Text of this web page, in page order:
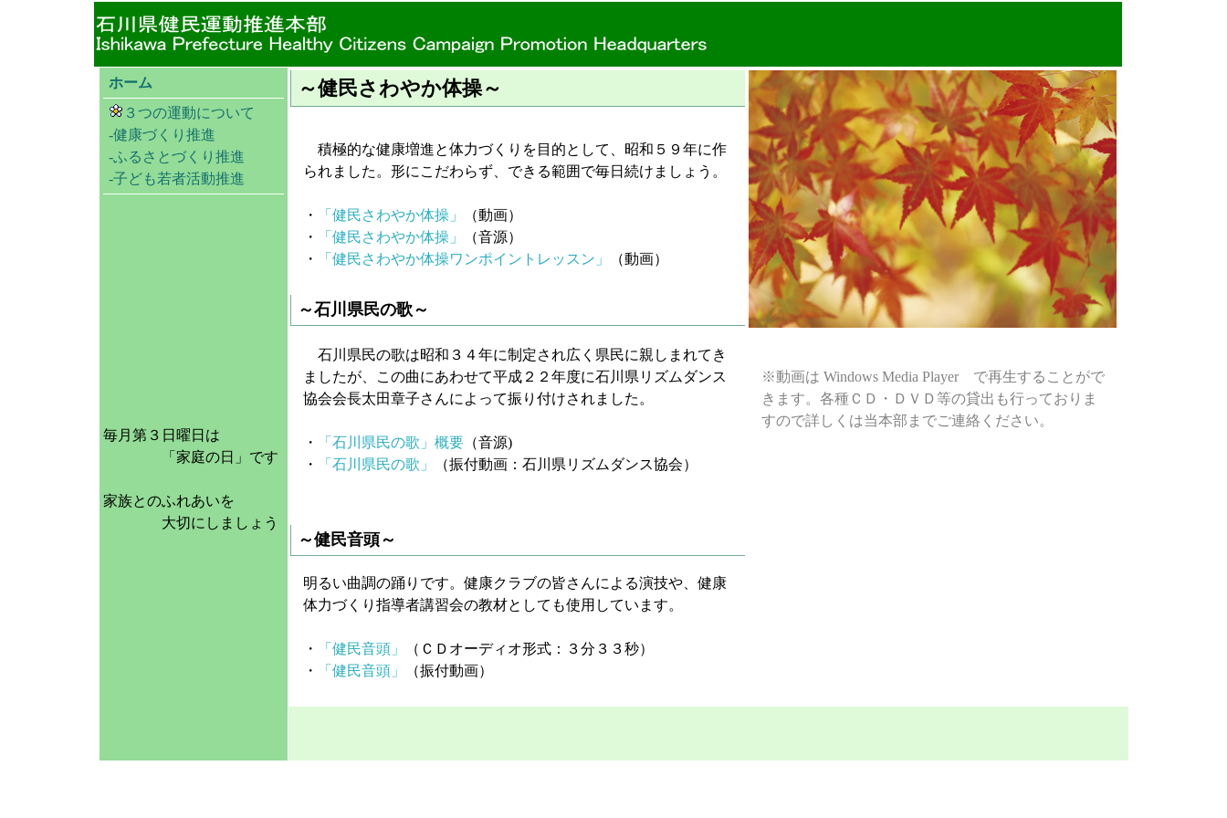
ホーム
３つの運動について
-健康づくり推進
-ふるさとづくり推進
-子ども若者活動推進
毎月第３日曜日は
「家庭の日」です
家族とのふれあいを
大切にしましょう
～健民さわやか体操～
積極的な健康増進と体力づくりを目的として、昭和５９年に作
られました。形にこだわらず、できる範囲で毎日続けましょう。
・ 「健民さわやか体操」
（動画）
・
「健民さわやか体操」
（音源）
・
「健民さわやか体操ワンポイントレッスン」 （動画）
～石川県民の歌～
石川県民の歌は昭和３４年に制定され広く県民に親しまれてき
ましたが、この曲にあわせて平成２２年度に石川県リズムダンス
協会会長太田章子さんによって振り付けされました。
・ 「石川県民の歌」概要（音源)
・
「石川県民の歌」 （振付動画：石川県リズムダンス協会）
※動画は Windows Media Player で再生することがで
きます。各種ＣＤ・ＤＶＤ等の貸出も行っておりま
すので詳しくは当本部までご連絡ください。
～健民音頭～
明るい曲調の踊りです。健康クラブの皆さんによる演技や、健康
体力づくり指導者講習会の教材としても使用しています。
・ 「健民音頭」
（ＣＤオーディオ形式：３分３３秒）
・
「健民音頭」 （振付動画）